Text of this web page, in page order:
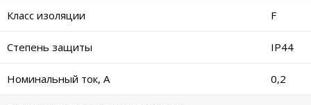
Класс изоляции F
Степень защиты IP44
Номинальный ток, А 0,2